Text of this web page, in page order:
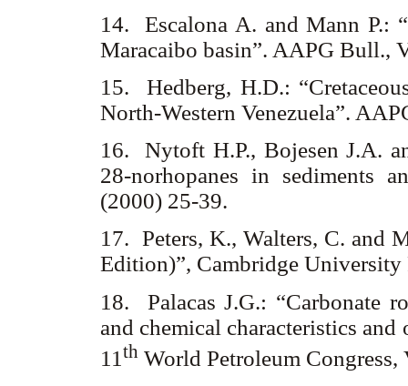
14. Escalona A. and Mann P.:
Maracaibo basin”. AAPG Bull.,
15. Hedberg, H.D.:
North-Western Venezuela”.
16. Nytoft H.P., Bojesen J.A.
28-norhopanes in sediments
(2000) 25-39.
17. Peters, K., Walters, C. and
Edition)”, Cambridge
18. Palacas J.G.: “Carbonate
and chemical characteristics
11 th World Petroleum